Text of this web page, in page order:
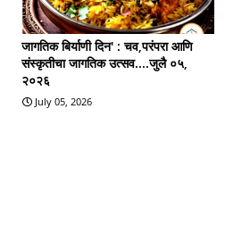
जागतिक बिर्याणी दिन' : चव,परंपरा आणि
संस्कृतीचा जागतिक उत्सव....जुलै ०५,
२०२६
July 05, 2026